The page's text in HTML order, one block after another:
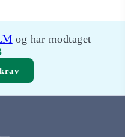
og har modtaget